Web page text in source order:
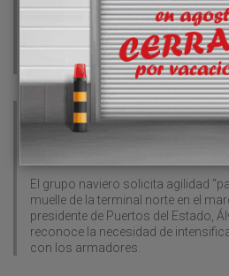
El grupo formaliza la adquisición
Smit Lamnalco y alcanza una flota
6.000 millones de euros.
07/02/2023
MSC alerta de “una
en su proyecto de
El grupo naviero solicita agilidad
muelle de la terminal norte en el
presidente de Puertos del Estado,
reconoce la necesidad de
con los armadores.